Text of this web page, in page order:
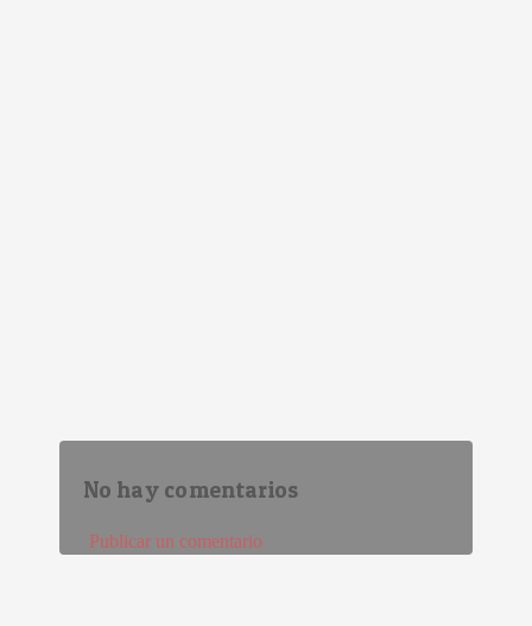
No hay comentarios
Publicar un comentario